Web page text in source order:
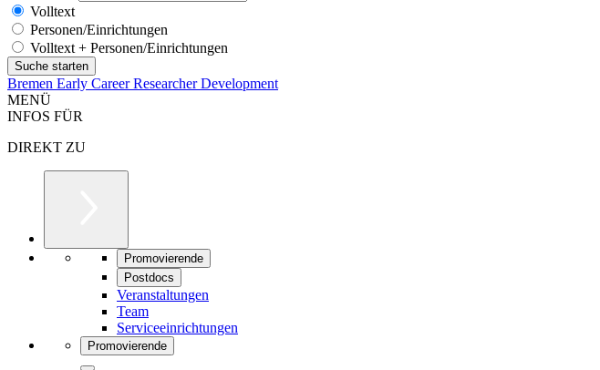
Volltext
Personen/Einrichtungen
Volltext + Personen/Einrichtungen
Bremen Early Career Researcher Development
MENÜ
INFOS FÜR
DIREKT ZU
Promovierende
Postdocs
Veranstaltungen
Team
Serviceeinrichtungen
Promovierende